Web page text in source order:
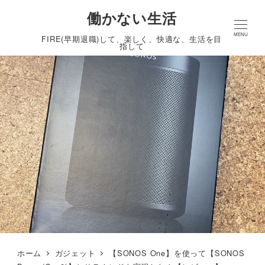
働かない生活
FIRE(早期退職)して、楽しく、快適な、生活を目
指して
MENU
ホーム ガジェット
【SONOS One】を使って【SONOS